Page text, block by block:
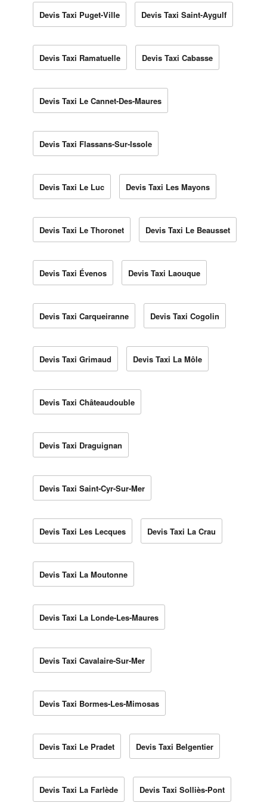
Devis Taxi Puget-Ville Devis Taxi Saint-Aygulf
Devis Taxi Ramatuelle Devis Taxi Cabasse
Devis Taxi Le Cannet-Des-Maures
Devis Taxi Flassans-Sur-Issole
Devis Taxi Le Luc Devis Taxi Les Mayons
Devis Taxi Le Thoronet Devis Taxi Le Beausset
Devis Taxi Évenos Devis Taxi Laouque
Devis Taxi Carqueiranne Devis Taxi Cogolin
Devis Taxi Grimaud Devis Taxi La Môle
Devis Taxi Châteaudouble
Devis Taxi Draguignan
Devis Taxi Saint-Cyr-Sur-Mer
Devis Taxi Les Lecques Devis Taxi La Crau
Devis Taxi La Moutonne
Devis Taxi La Londe-Les-Maures
Devis Taxi Cavalaire-Sur-Mer
Devis Taxi Bormes-Les-Mimosas
Devis Taxi Le Pradet Devis Taxi Belgentier
Devis Taxi La Farlède Devis Taxi Solliès-Pont